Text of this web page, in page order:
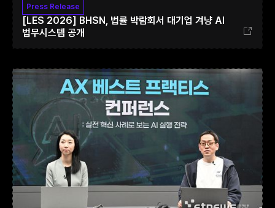
Press Release
[LES 2026] BHSN, 법률 박람회서 대기업 겨냥 AI
법무시스템 공개